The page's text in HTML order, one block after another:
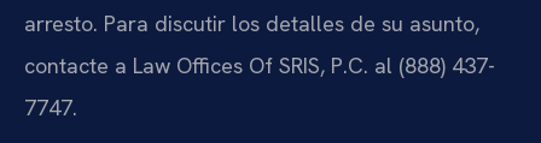
arresto. Para discutir los detalles de su asunto,
contacte a Law Offices Of SRIS, P.C. al (888) 437-
7747.